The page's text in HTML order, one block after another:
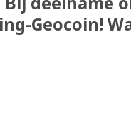
Geocoin!